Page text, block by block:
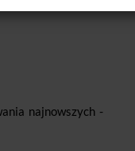
najnowszych -